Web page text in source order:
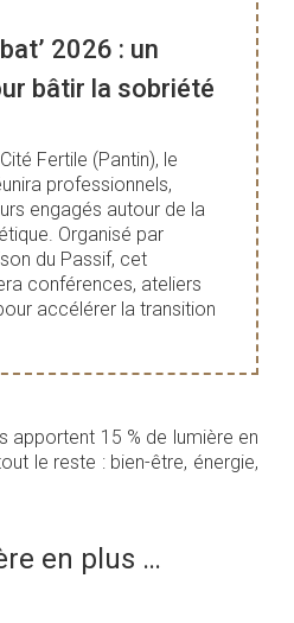
2026 : un
bâtir la sobriété
Fertile (Pantin), le
professionnels,
engagés autour de la
Organisé par
du Passif, cet
conférences, ateliers
accélérer la transition
apportent 15 % de lumière en
le reste : bien-être, énergie,
en plus …